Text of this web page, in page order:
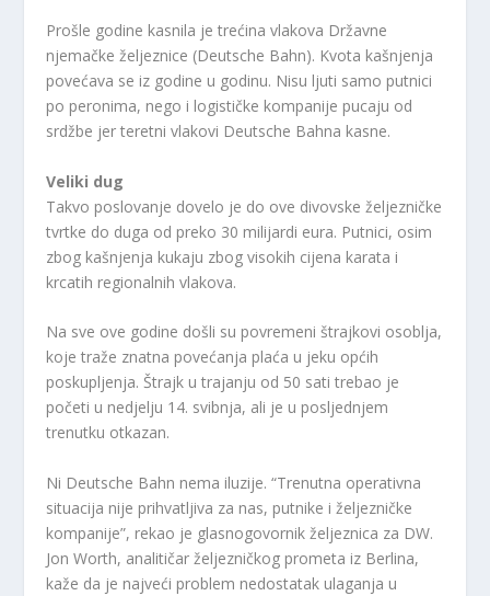
Prošle godine kasnila je trećina vlakova Državne
njemačke željeznice (Deutsche Bahn). Kvota kašnjenja
povećava se iz godine u godinu. Nisu ljuti samo putnici
po peronima, nego i logističke kompanije pucaju od
srdžbe jer teretni vlakovi Deutsche Bahna kasne.
Veliki dug
Takvo poslovanje dovelo je do ove divovske željezničke
tvrtke do duga od preko 30 milijardi eura. Putnici, osim
zbog kašnjenja kukaju zbog visokih cijena karata i
krcatih regionalnih vlakova.
Na sve ove godine došli su povremeni štrajkovi osoblja,
koje traže znatna povećanja plaća u jeku općih
poskupljenja. Štrajk u trajanju od 50 sati trebao je
početi u nedjelju 14. svibnja, ali je u posljednjem
trenutku otkazan.
Ni Deutsche Bahn nema iluzije. “Trenutna operativna
situacija nije prihvatljiva za nas, putnike i željezničke
kompanije”, rekao je glasnogovornik željeznica za DW.
Jon Worth, analitičar željezničkog prometa iz Berlina,
kaže da je najveći problem nedostatak ulaganja u